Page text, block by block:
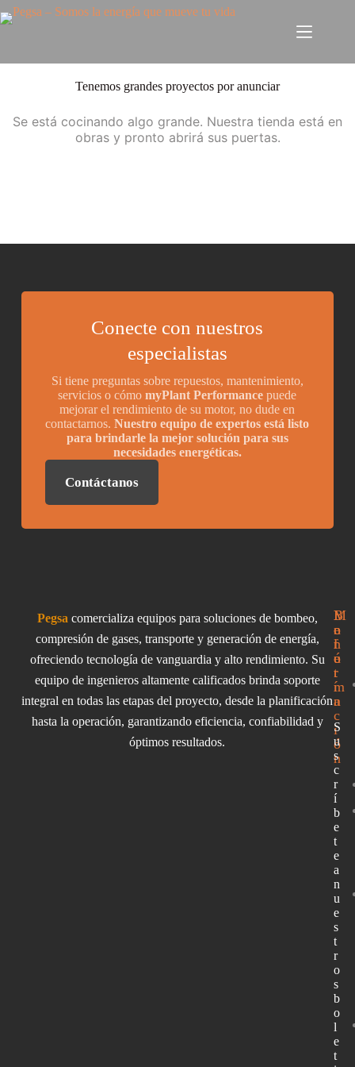
Tenemos grandes proyectos por anunciar
Se está cocinando algo grande. Nuestra tienda está en
obras y pronto abrirá sus puertas.
Conecte con nuestros
especialistas
Si tiene preguntas sobre repuestos, mantenimiento,
servicios o cómomyPlant Performance puede
mejorar el rendimiento de su motor, no dude en
contactarnos.Nuestro equipo de expertos está listo
para brindarle la mejor solución para sus
necesidades energéticas.
Contáctanos
Pegsa comercializa equipos para soluciones de bombeo,
compresión de gases, transporte y generación de energía,
ofreciendo tecnología de vanguardia y alto rendimiento. Su
equipo de ingenieros altamente calificados brinda soporte
integral en todas las etapas del proyecto, desde la planificación
hasta la operación, garantizando eficiencia, confiabilidad y
óptimos resultados.
I
n
f
o
r
m
a
c
i
ó
n
M
e
n
ú
B
o
l
e
t
í
n
S
u
s
c
r
í
b
e
t
e
a
n
u
e
s
t
r
o
s
b
o
l
e
t